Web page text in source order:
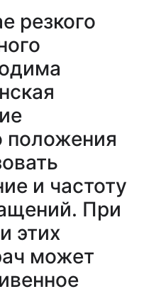
резкого
положения
и частоту
При
этих
может